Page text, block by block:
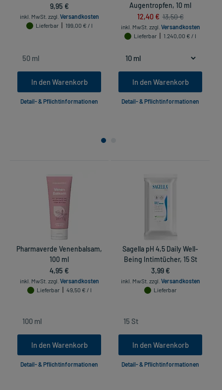
9,95 €
inkl. MwSt. zzgl. Versandkosten
Lieferbar
199,00 € / l
In den Warenkorb
Detail- & Pflichtinformationen
Augentropfen, 10 ml
12,40 € 13,50 €
inkl. MwSt. zzgl. Versandkosten
Lieferbar
1.240,00 € / l
In den Warenkorb
Detail- & Pflichtinformationen
Pharmaverde Venenbalsam,
100 ml
4,95 €
inkl. MwSt. zzgl. Versandkosten
Lieferbar
49,50 € / l
In den Warenkorb
Detail- & Pflichtinformationen
Sagella pH 4,5 Daily Well-
Being Intimtücher, 15 St
3,99 €
inkl. MwSt. zzgl. Versandkosten
Lieferbar
In den Warenkorb
Detail- & Pflichtinformationen